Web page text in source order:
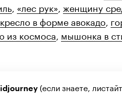
«лес рук» женщину
кресло в форме авокадо
из космоса мышонка в
(если знаете,